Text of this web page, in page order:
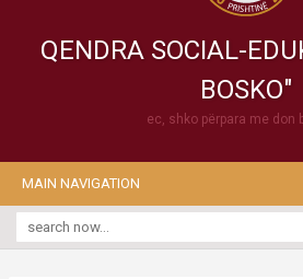
QENDRA SOCIAL-
BOSKO"
ec, shko përpara me don
MAIN NAVIGATION